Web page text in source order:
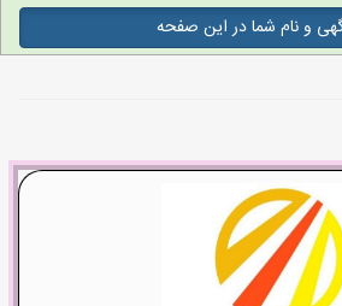
و نام شما در این صفحه